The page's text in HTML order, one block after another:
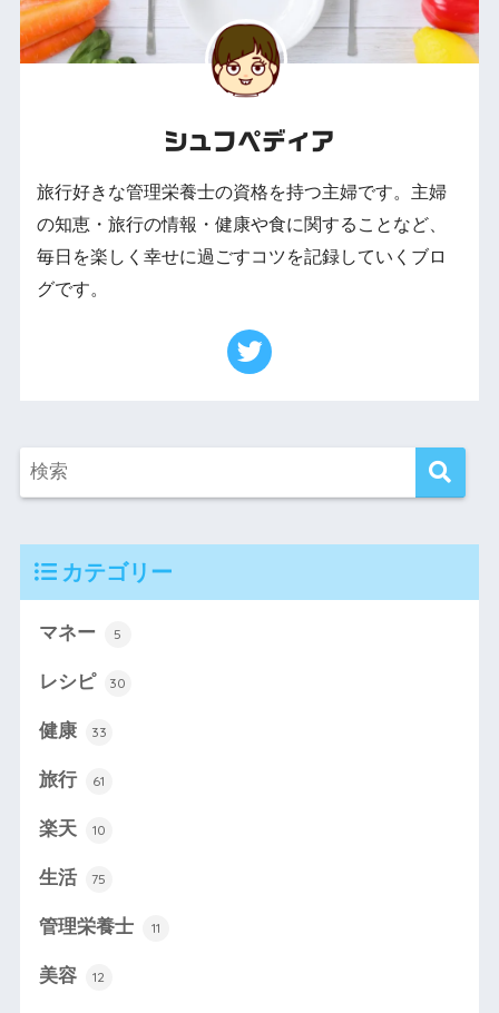
シュフペディア
旅行好きな管理栄養士の資格を持つ主婦です。主婦
の知恵・旅行の情報・健康や食に関することなど、
毎日を楽しく幸せに過ごすコツを記録していくブロ
グです。
カテゴリー
マネー 5
レシピ 30
健康 33
旅行 61
楽天 10
生活 75
管理栄養士 11
美容 12